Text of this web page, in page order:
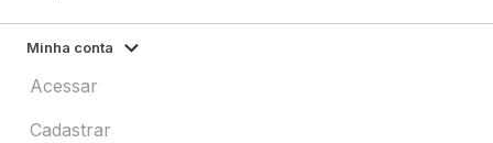
Minha conta
Acessar
Cadastrar